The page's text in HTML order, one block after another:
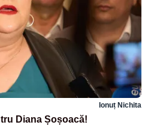
Ionuț Nichita
Diana Șoșoacă!